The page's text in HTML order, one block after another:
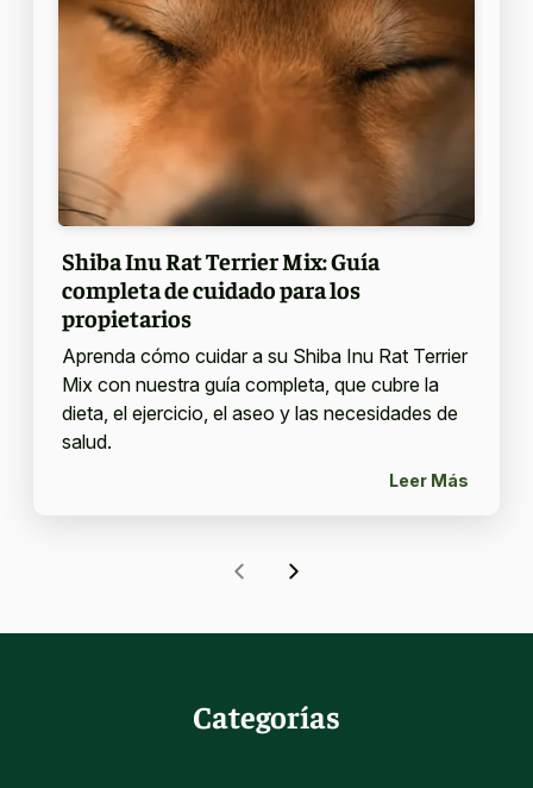
Shiba Inu Rat Terrier Mix: Guía
completa de cuidado para los
propietarios
Aprenda cómo cuidar a su Shiba Inu Rat Terrier
Mix con nuestra guía completa, que cubre la
dieta, el ejercicio, el aseo y las necesidades de
salud.
Leer Más
Categorías